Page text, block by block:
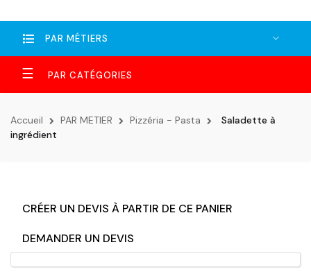
PAR MÉTIERS
Basculer
la
navigation
☰
Accueil PAR METIER Pizzéria - Pasta
Saladette à
ingrédient
CRÉER UN DEVIS À PARTIR DE CE PANIER
DEMANDER UN DEVIS